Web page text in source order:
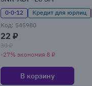
0·0·12 Кредит для юрлиц
Код: 545980
22 ₽
30 ₽
-27% экономия 8 ₽
В корзину